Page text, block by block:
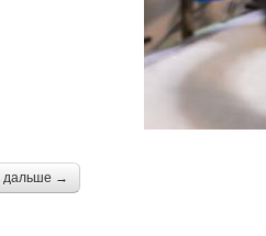
дальше →